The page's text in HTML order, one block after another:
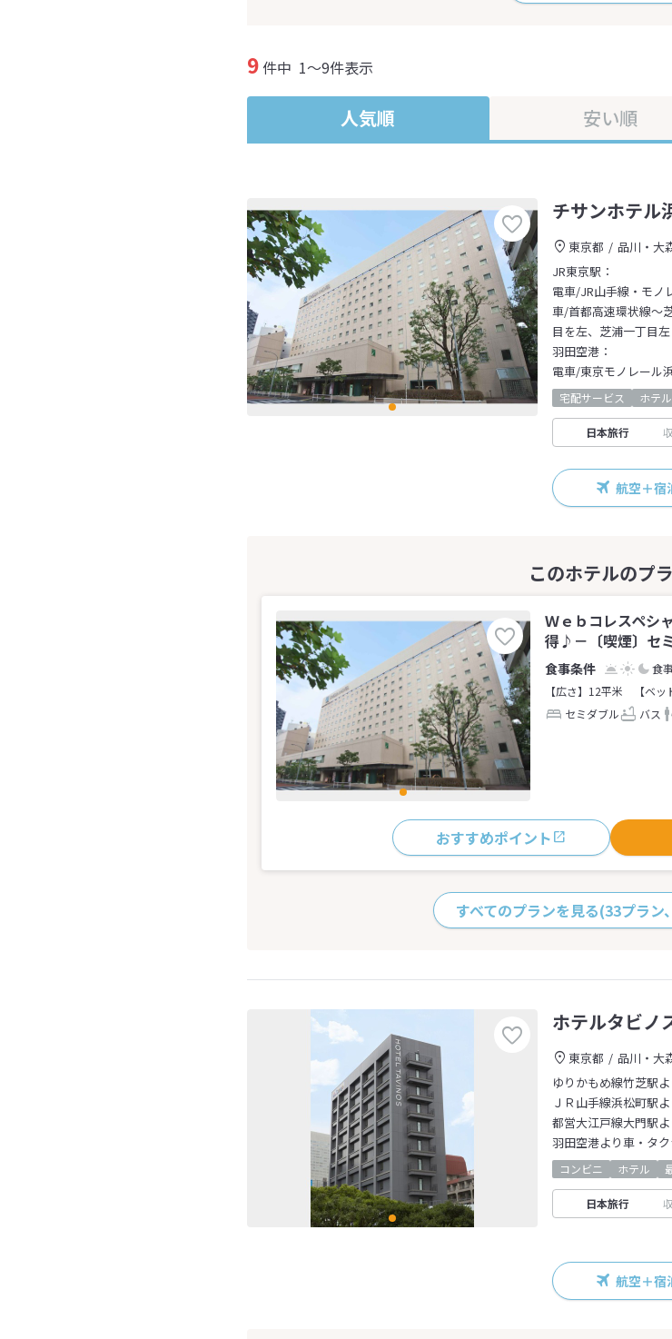
9件中 1～9件表示
人気順 安い順
チサンホテル
東京都 品川・大
JR東京駅：
電車/JR山手線・モノ
車/首都高速環状線～
目を左、芝浦一丁目左
羽田空港：
電車/東京モノレール
宅配サービス ホテル
日本旅行
航空＋宿
Ｗｅｂコレスペシ
得♪－〔喫煙〕セ
食
【広さ】12平米
【ベ
セミダブル
バス
おすすめポイント
すべてのプランを見る(33プラン
ホテルタビノ
東京都 品川・大
ゆりかもめ線竹芝駅
ＪＲ山手線浜松町駅
都営大江戸線大門駅
羽田空港より車・タ
コンビニ ホテル
日本旅行
航空＋宿